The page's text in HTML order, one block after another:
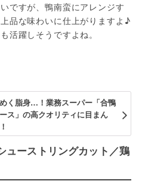
ですが、鴨南蛮にアレンジす
品な味わいに仕上がりますよ♪
活躍しそうですよね。
く脂身…！業務スーパー「合鴨
ス」の高クオリティに目まん
ューストリングカット／鶏